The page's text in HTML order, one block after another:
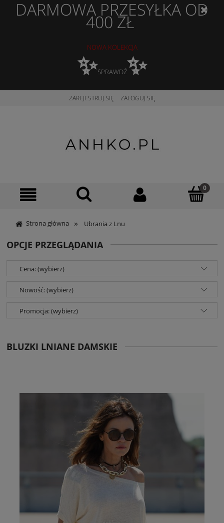
DARMOWA PRZESYŁKA OD
400 ZŁ
NOWA KOLEKCJA
✨SPRAWDŹ✨
ZAREJESTRUJ SIĘ ZALOGUJ SIĘ
Strona główna » Ubrania z Lnu
OPCJE PRZEGLĄDANIA
Cena: (wybierz)
Nowość: (wybierz)
Promocja: (wybierz)
BLUZKI LNIANE DAMSKIE